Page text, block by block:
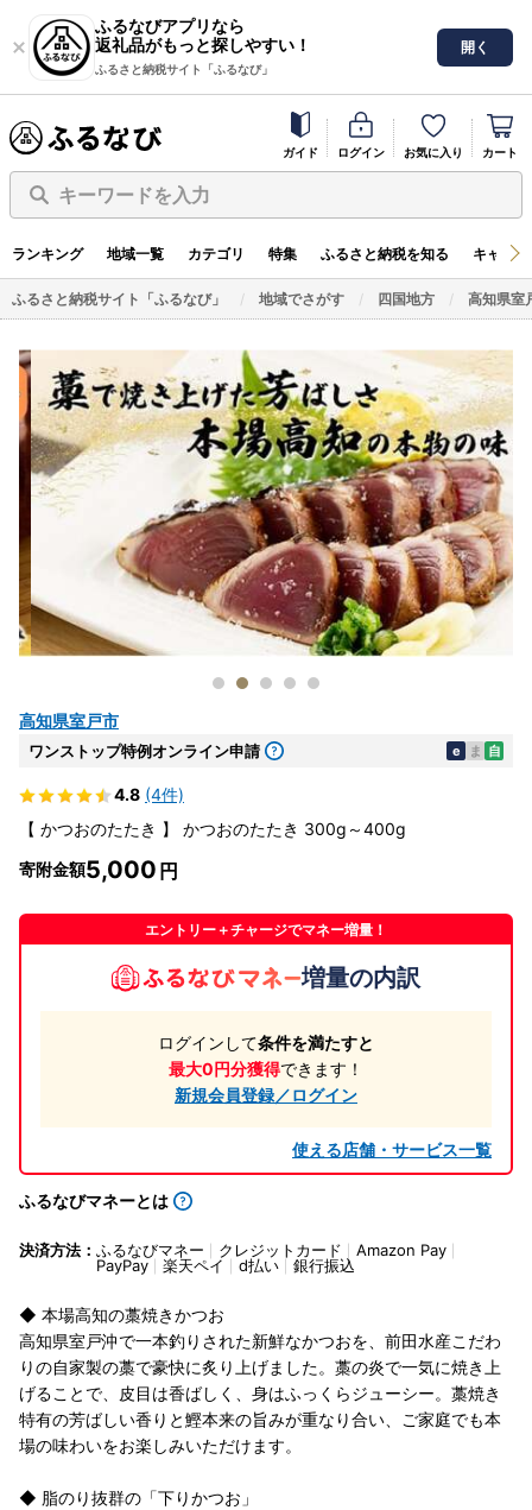
ふるなびアプリなら
返礼品がもっと探しやすい！
ふるさと納税サイト「ふるなび」
開く
ガイド ログイン お気に入り カート
キーワードを入力
ランキング 地域一覧 カテゴリ 特集 ふるさと納税を知る キャン
ふるさと納税サイト「ふるなび」 地域でさがす 四国地方 高知県室
高知県室戸市
ワンストップ特例オンライン申請 e ま 自
4.8 (4件)
【 かつおのたたき 】 かつおのたたき 300g～400g
寄附金額5,000
エントリー＋チャージでマネー増量！
増量の内訳
ログインして条件を満たすと
最大0円分獲得できます！
新規会員登録／ログイン
使える店舗・サービス一覧
ふるなびマネーとは
決済方法： ふるなびマネー クレジットカード
Amazon Pay
PayPay
楽天ペイ d払い 銀行振込
◆ 本場高知の藁焼きかつお
高知県室戸沖で一本釣りされた新鮮なかつおを、前田水産こだわ
りの自家製の藁で豪快に炙り上げました。藁の炎で一気に焼き上
げることで、皮目は香ばしく、身はふっくらジューシー。藁焼き
特有の芳ばしい香りと鰹本来の旨みが重なり合い、ご家庭でも本
場の味わいをお楽しみいただけます。
◆ 脂のり抜群の「下りかつお」